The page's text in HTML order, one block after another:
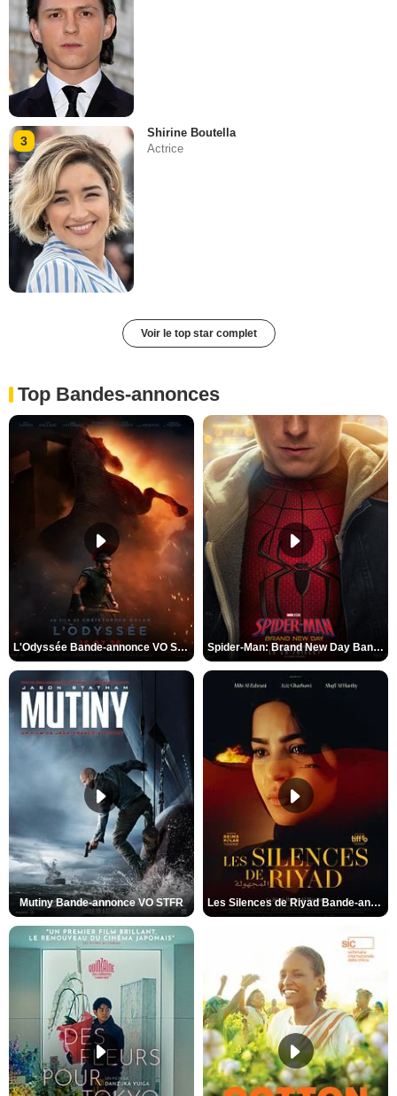
3
Shirine Boutella
Actrice
Voir le top star complet
Top Bandes-annonces
L'Odyssée Bande-annonce VO STFR Spider-Man: Brand New Day Bande-annonce VO STFR
Mutiny Bande-annonce VO STFR Les Silences de Riyad Bande-annonce VO STFR